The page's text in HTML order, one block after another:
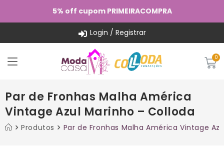
5% off cupom PRIMEIRACOMPRA
Login / Registrar
Par de Fronhas Malha América
Vintage Azul Marinho – Colloda
Produtos Par de Fronhas Malha América Vintage